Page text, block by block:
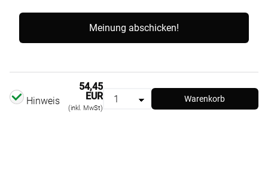
Hinweis
54,45
EUR
(inkl. MwSt)
Warenkorb